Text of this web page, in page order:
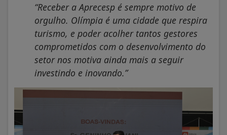
“Receber a Aprecesp é sempre motivo de
orgulho. Olímpia é uma cidade que respira
turismo, e poder acolher tantos gestores
comprometidos com o desenvolvimento do
setor nos motiva ainda mais a seguir
investindo e inovando.”